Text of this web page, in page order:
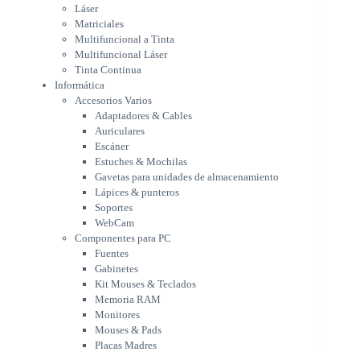
Adaptadores & Cables
Auriculares
Escáner
Estuches & Mochilas
Gavetas para unidades de
almacenamiento
Lápices & punteros
Soportes
WebCam
Componentes para PC
Fuentes
Gabinetes
Kit Mouses & Teclados
Memoria RAM
Monitores
Mouses & Pads
Placas Madres
Procesadores
Refrigeración & Enfriamiento
Tarjetas Gráficas
Teclados
Equipos NUC
Láser
Matriciales
Multifuncional a Tinta
Multifuncional Láser
Tinta Continua
Informática
Accesorios Varios
Adaptadores & Cables
Auriculares
Escáner
Estuches & Mochilas
Gavetas para unidades de almacenamiento
Lápices & punteros
Soportes
WebCam
Componentes para PC
Fuentes
Gabinetes
Kit Mouses & Teclados
Memoria RAM
Monitores
Mouses & Pads
Placas Madres